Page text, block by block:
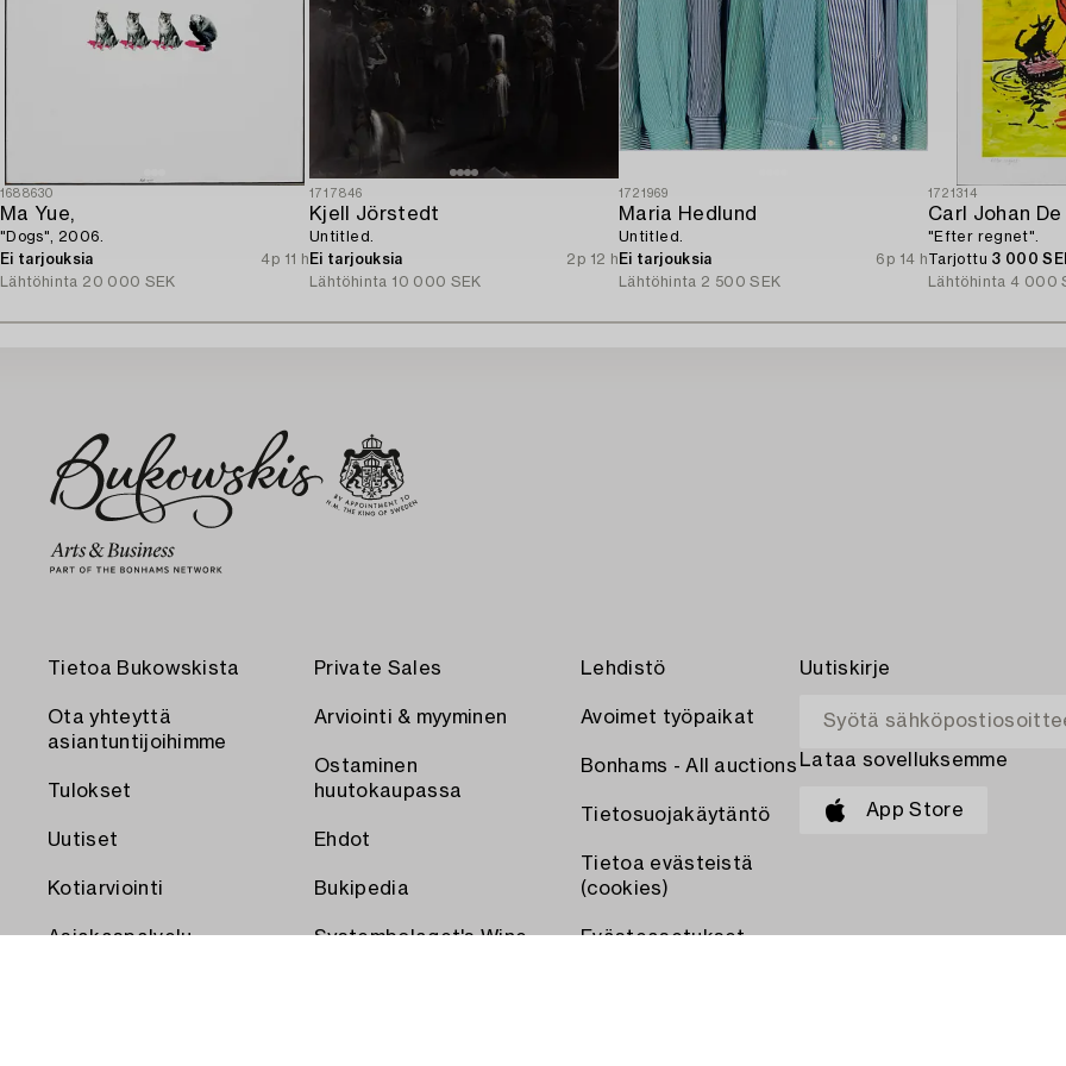
1688630
Ma Yue,
"Dogs", 2006.
Ei tarjouksia
4p 11 h
Lähtöhinta 20 000 SEK
1717846
Kjell Jörstedt
Untitled.
Ei tarjouksia
2p 12 h
Lähtöhinta 10 000 SEK
1721969
Maria Hedlund
Untitled.
Ei tarjouksia
6p 14 h
Lähtöhinta 2 500 SEK
1721314
Carl Johan De
"Efter regnet".
Tarjottu 3 000
Lähtöhinta 4 000
Tietoa Bukowskista
Ota yhteyttä
asiantuntijoihimme
Tulokset
Uutiset
Kotiarviointi
Asiakaspalvelu
Private Sales
Arviointi & myyminen
Ostaminen
huutokaupassa
Ehdot
Bukipedia
Systembolaget's Wine
Lehdistö
Avoimet työpaikat
Bonhams - All auctions
Tietosuojakäytäntö
Tietoa evästeistä
(cookies)
Evästeasetukset
Uutiskirje
Lataa sovelluksemme
App Store